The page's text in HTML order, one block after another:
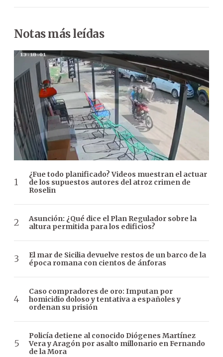
Notas más leídas
¿Fue todo planificado? Videos muestran el actuar
de los supuestos autores del atroz crimen de
Roselin
Asunción: ¿Qué dice el Plan Regulador sobre la
altura permitida para los edificios?
El mar de Sicilia devuelve restos de un barco de la
época romana con cientos de ánforas
Caso compradores de oro: Imputan por
homicidio doloso y tentativa a españoles y
ordenan su prisión
Policía detiene al conocido Diógenes Martínez
Vera y Aragón por asalto millonario en Fernando
de la Mora